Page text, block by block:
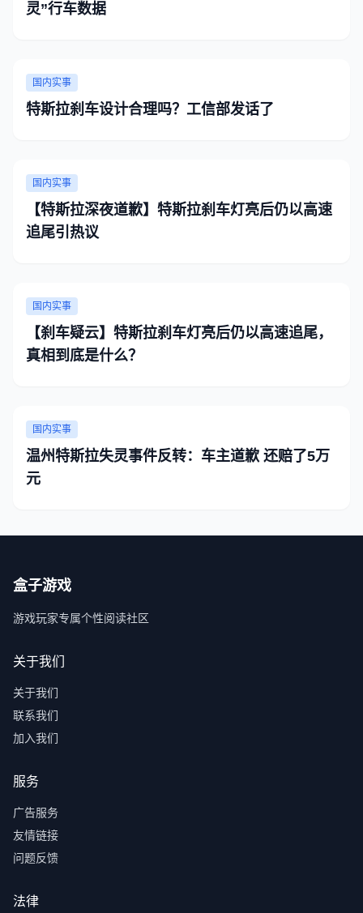
灵”行车数据
国内实事
特斯拉刹车设计合理吗？工信部发话了
国内实事
【特斯拉深夜道歉】特斯拉刹车灯亮后仍以高速
追尾引热议
国内实事
【刹车疑云】特斯拉刹车灯亮后仍以高速追尾，
真相到底是什么？
国内实事
温州特斯拉失灵事件反转：车主道歉 还赔了5万
元
盒子游戏
游戏玩家专属个性阅读社区
关于我们
关于我们
联系我们
加入我们
服务
广告服务
友情链接
问题反馈
法律